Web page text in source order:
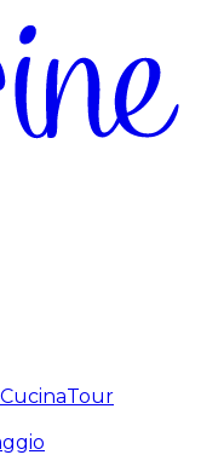
Tour